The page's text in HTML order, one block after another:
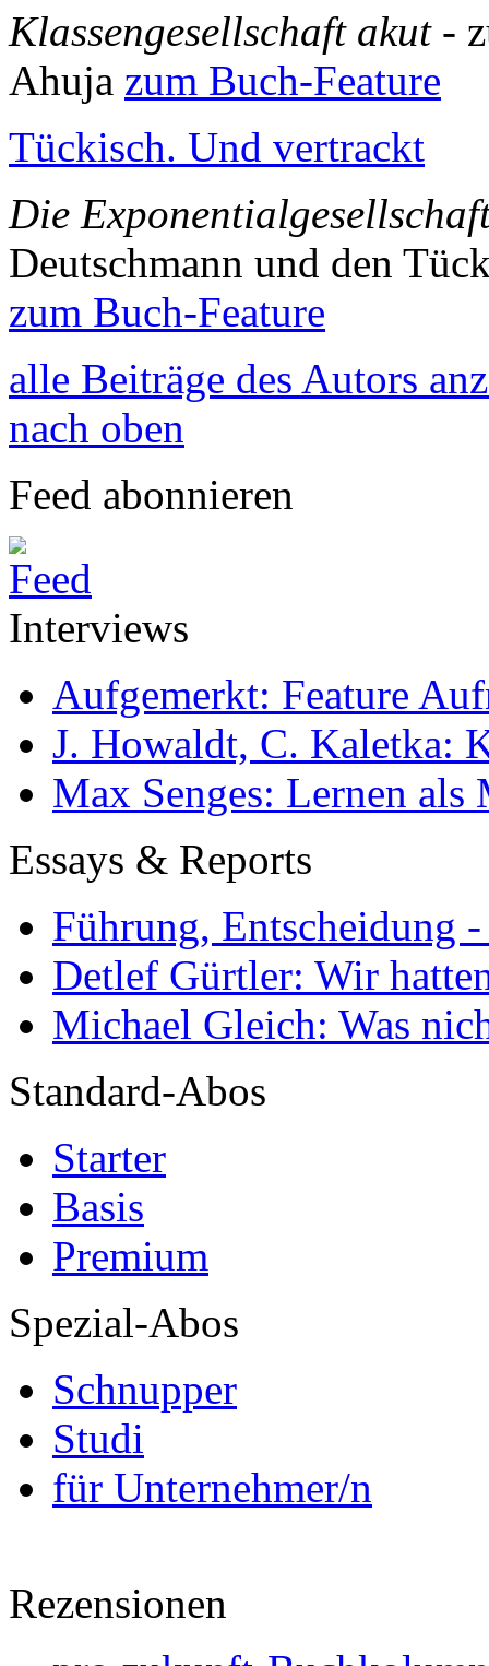
Klassengesellschaft akut-
Ahuja zum Buch-Feature
Tückisch. Und vertrackt
Die
Deutschmann und den
zum Buch-Feature
alle Beiträge des Autors
nach oben
Feed abonnieren
Interviews
Aufgemerkt: Feature
J. Howaldt, C. Kaletka:
Max Senges: Lernen als
Essays & Reports
Führung, Entscheidung
Detlef Gürtler: Wir
Michael Gleich: Was
Standard-Abos
Starter
Basis
Premium
Spezial-Abos
Schnupper
Studi
für Unternehmer/n
Rezensionen